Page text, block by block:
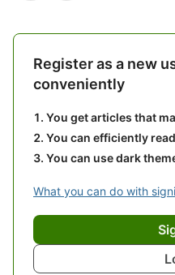
Register as a new
conveniently
You get articles that
You can efficiently
You can use dark
What you can do with